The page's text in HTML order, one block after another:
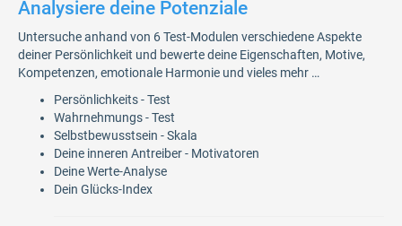
Analysiere deine Potenziale​​​
Untersuche anhand von 6 Test-Modulen verschiedene Aspekte
deiner Persönlichkeit und bewerte deine Eigenschaften, Motive,
Kompetenzen, emotionale Harmonie und vieles mehr …
Persönlichkeits - Test
Wahrnehmungs - Test
Selbstbewusstsein - Skala
Deine inneren Antreiber - Motivatoren
Deine Werte-Analyse
Dein Glücks-Index